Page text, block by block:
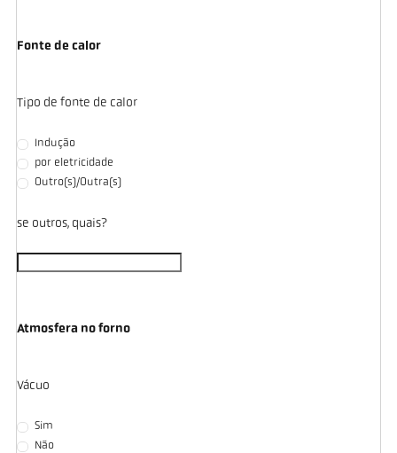
Fonte de calor
Tipo de fonte de calor
Indução
por eletricidade
Outro(s)/Outra(s)
se outros, quais?
Atmosfera no forno
Vácuo
Sim
Não